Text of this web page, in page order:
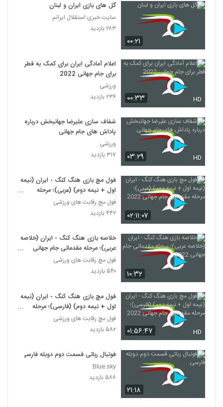
۰۰:۲۱
گل های بازی ایران و لبنان
سایت خبری استقلال ایرانم
۲۸۳ بازدید
۰۰:۳۳ HD
اعلام آمادگی ایران برای کمک به قطر
برای جام جهانی 2022
ورزشی
۲۳۶ بازدید
۰۳:۲۹ HD
شفاف سازی علیرضا جهانبخش درباره
پاداش‌ های جام جهانی
ورزشی
۳۱۷ بازدید
۰۲:۱۱:۰۷
فول مچ بازی هنگ کنگ - ایران (نیمه
اول + نیمه دوم) (عربی)؛ مرحله
مقدماتی جام جهانی 2022
فول مچ رقابت های ورزشی
۴۴۲ بازدید
۱۰:۳۲
خلاصه بازی هنگ کنگ - ایران (خلاصه
عربی)؛ مرحله مقدماتی جام جهانی
2022
فول مچ رقابت های ورزشی
۵۴۰ بازدید
۰۱:۵۶:۴۷ HD
فول مچ بازی هنگ کنگ - ایران (نیمه
اول + نیمه دوم) (فارسی)؛ مرحله
مقدماتی جام جهانی 2022
فول مچ رقابت های ورزشی
۵۸۲ بازدید
۲۱:۱۸
فوتبال رباتی قسمت دوم دوبله فارسی
Blue sky
۵۸۸ بازدید